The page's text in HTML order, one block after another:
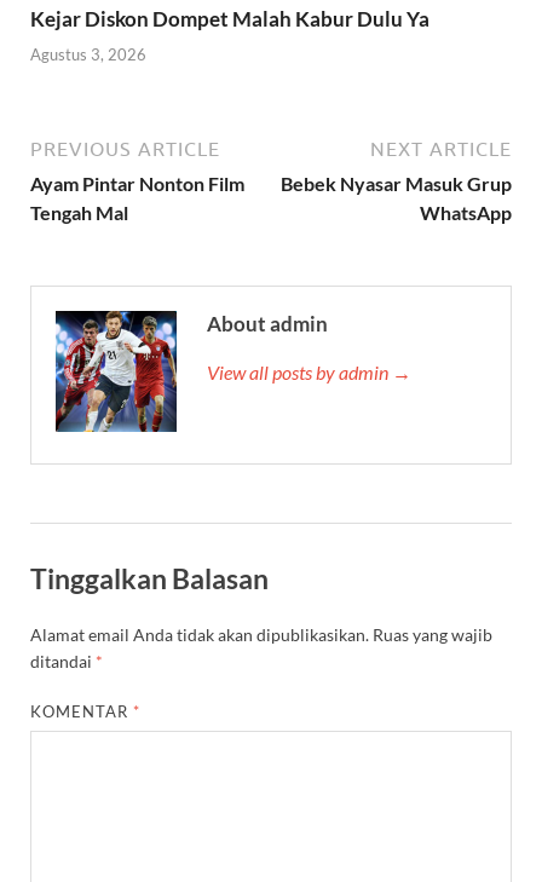
Kejar Diskon Dompet Malah Kabur Dulu Ya
Agustus 3, 2026
PREVIOUS ARTICLE
Ayam Pintar Nonton Film
Tengah Mal
NEXT ARTICLE
Bebek Nyasar Masuk Grup
WhatsApp
About admin
View all posts by admin →
Tinggalkan Balasan
Alamat email Anda tidak akan dipublikasikan. Ruas yang wajib
ditandai *
KOMENTAR *